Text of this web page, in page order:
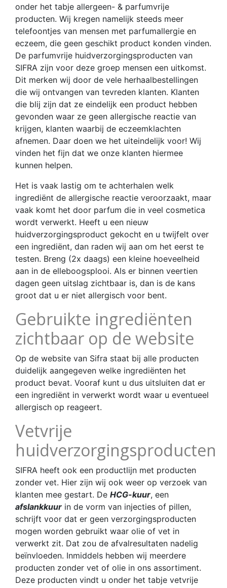
onder het tabje allergeen- & parfumvrije
producten. Wij kregen namelijk steeds meer
telefoontjes van mensen met parfumallergie en
eczeem, die geen geschikt product konden vinden.
De parfumvrije huidverzorgingsproducten van
SIFRA zijn voor deze groep mensen een uitkomst.
Dit merken wij door de vele herhaalbestellingen
die wij ontvangen van tevreden klanten. Klanten
die blij zijn dat ze eindelijk een product hebben
gevonden waar ze geen allergische reactie van
krijgen, klanten waarbij de eczeemklachten
afnemen. Daar doen we het uiteindelijk voor! Wij
vinden het fijn dat we onze klanten hiermee
kunnen helpen.
Het is vaak lastig om te achterhalen welk
ingrediënt de allergische reactie veroorzaakt, maar
vaak komt het door parfum die in veel cosmetica
wordt verwerkt. Heeft u een nieuw
huidverzorgingsproduct gekocht en u twijfelt over
een ingrediënt, dan raden wij aan om het eerst te
testen. Breng (2x daags) een kleine hoeveelheid
aan in de elleboogsplooi. Als er binnen veertien
dagen geen uitslag zichtbaar is, dan is de kans
groot dat u er niet allergisch voor bent.
Gebruikte ingrediënten
zichtbaar op de website
Op de website van Sifra staat bij alle producten
duidelijk aangegeven welke ingrediënten het
product bevat. Vooraf kunt u dus uitsluiten dat er
een ingrediënt in verwerkt wordt waar u eventueel
allergisch op reageert.
Vetvrije
huidverzorgingsproducten
SIFRA heeft ook een productlijn met producten
zonder vet. Hier zijn wij ook weer op verzoek van
klanten mee gestart. De HCG-kuur, een
afslankkuur in de vorm van injecties of pillen,
schrijft voor dat er geen verzorgingsproducten
mogen worden gebruikt waar olie of vet in
verwerkt zit. Dat zou de afvalresultaten nadelig
beïnvloeden. Inmiddels hebben wij meerdere
producten zonder vet of olie in ons assortiment.
Deze producten vindt u onder het tabje vetvrije